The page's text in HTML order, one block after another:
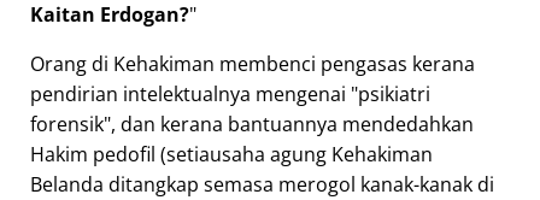
Kaitan Erdogan?
Orang di Kehakiman membenci pengasas kerana
pendirian intelektualnya mengenai psikiatri
forensik , dan kerana bantuannya mendedahkan
Hakim pedofil (setiausaha agung Kehakiman
Belanda ditangkap semasa merogol kanak-kanak di